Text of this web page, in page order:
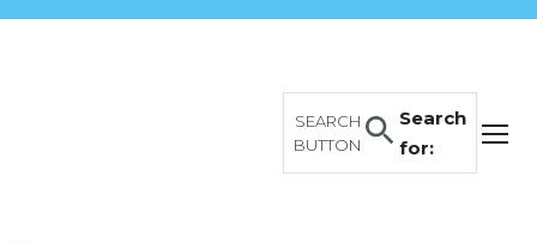
Search
for:
SEARCH
BUTTON